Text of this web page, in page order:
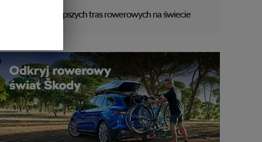
5 najlepszych tras rowerowych na świecie